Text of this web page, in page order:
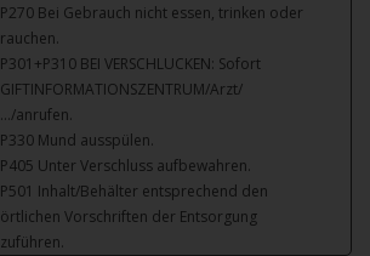
P270 Bei Gebrauch nicht essen, trinken oder
rauchen.
P301+P310 BEI VERSCHLUCKEN: Sofort
GIFTINFORMATIONSZENTRUM/Arzt/
…/anrufen.
P330 Mund ausspülen.
P405 Unter Verschluss aufbewahren.
P501 Inhalt/Behälter entsprechend den
örtlichen Vorschriften der Entsorgung
zuführen.